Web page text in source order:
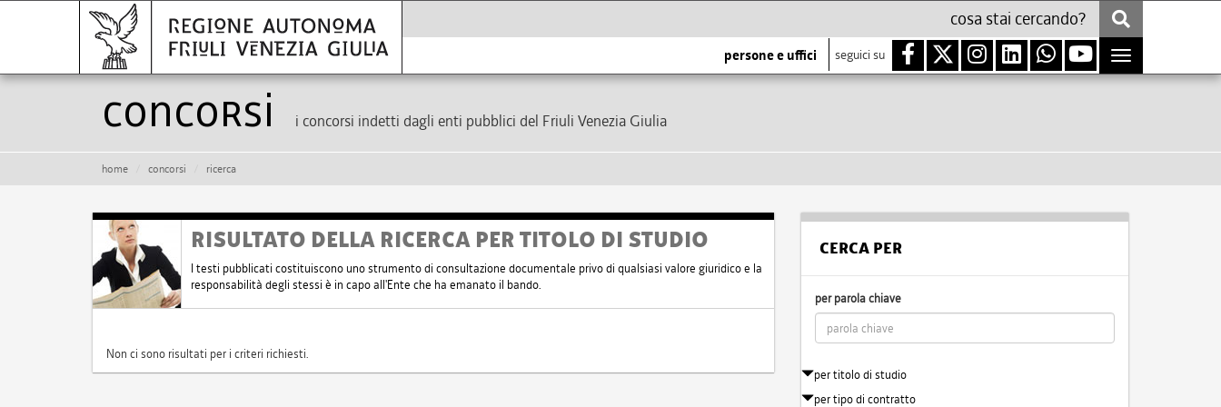
persone e uffici seguici su
Toggle
navigation
Concorsi i concorsi indetti dagli enti pubblici del Friuli Venezia Giulia
home concorsi ricerca
RISULTATO DELLA RICERCA PER TITOLO DI STUDIO
I testi pubblicati costituiscono uno strumento di consultazione documentale privo di qualsiasi valore giuridico e la
responsabilità degli stessi è in capo all'Ente che ha emanato il bando.
Non ci sono risultati per i criteri richiesti.
CERCA PER
per parola chiave
per titolo di studio
per tipo di contratto